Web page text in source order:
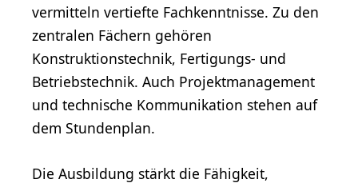
vermitteln vertiefte Fachkenntnisse. Zu den
zentralen Fächern gehören
Konstruktionstechnik, Fertigungs- und
Betriebstechnik. Auch Projektmanagement
und technische Kommunikation stehen auf
dem Stundenplan.
Die Ausbildung stärkt die Fähigkeit,